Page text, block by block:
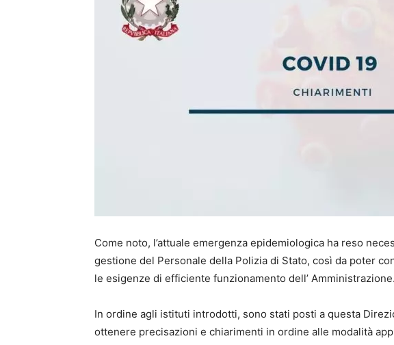
Come noto, l’attuale emergenza epidemiologica ha reso
gestione del Personale della Polizia di Stato, così da poter
le esigenze di efficiente funzionamento dell’ Amministrazione.
In ordine agli istituti introdotti, sono stati posti a questa
ottenere precisazioni e chiarimenti in ordine alle modalità